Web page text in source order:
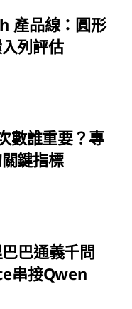
產品線：圓形
列評估
數誰重要？專
鍵指標
巴通義千問
串接Qwen